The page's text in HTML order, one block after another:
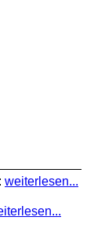
weiterlesen...